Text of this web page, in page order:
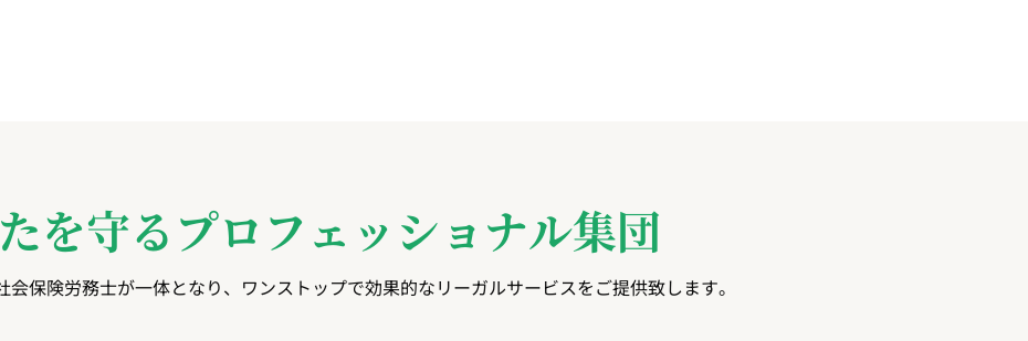
を守るプロフェッショナル集団
会保険労務士が一体となり、ワンストップで効果的なリーガルサービスをご提供致します。